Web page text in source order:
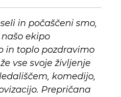
in počaščeni smo,
ekipo
in toplo pozdravimo
vse svoje življenje
komedijo,
Prepričana